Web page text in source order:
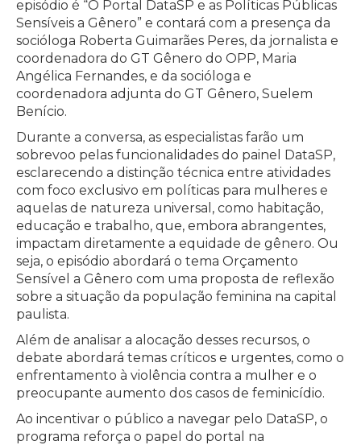
episódio é “O Portal DataSP e as Políticas Públicas
Sensíveis a Gênero” e contará com a presença da
socióloga Roberta Guimarães Peres, da jornalista e
coordenadora do GT Gênero do OPP, Maria
Angélica Fernandes, e da socióloga e
coordenadora adjunta do GT Gênero, Suelem
Benício.
Durante a conversa, as especialistas farão um
sobrevoo pelas funcionalidades do painel DataSP,
esclarecendo a distinção técnica entre atividades
com foco exclusivo em políticas para mulheres e
aquelas de natureza universal, como habitação,
educação e trabalho, que, embora abrangentes,
impactam diretamente a equidade de gênero. Ou
seja, o episódio abordará o tema Orçamento
Sensível a Gênero com uma proposta de reflexão
sobre a situação da população feminina na capital
paulista.
Além de analisar a alocação desses recursos, o
debate abordará temas críticos e urgentes, como o
enfrentamento à violência contra a mulher e o
preocupante aumento dos casos de feminicídio.
Ao incentivar o público a navegar pelo DataSP, o
programa reforça o papel do portal na